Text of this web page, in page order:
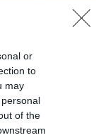
or
to
may
of the